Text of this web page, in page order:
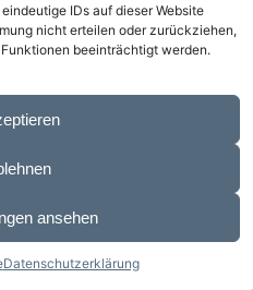
IDs auf dieser Website
nicht erteilen oder zurückziehen,
beeinträchtigt werden.
ansehen
Datenschutzerklärung
ist vor
und bei Bedarf sind
ist unter den
Der
Gesellschafter ist
an der